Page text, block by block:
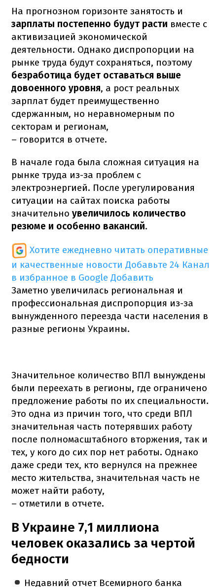
На прогнозном горизонте занятость и
зарплаты постепенно будут расти вместе с
активизацией экономической
деятельности. Однако диспропорции на
рынке труда будут сохраняться, поэтому
безработица будет оставаться выше
довоенного уровня, а рост реальных
зарплат будет преимущественно
сдержанным, но неравномерным по
секторам и регионам,
– говорится в отчете.
В начале года была сложная ситуация на
рынке труда из-за проблем с
электроэнергией. После урегулирования
ситуации на сайтах поиска работы
значительно увеличилось количество
резюме и особенно вакансий.
Хотите ежедневно читать оперативные
и качественные новости Добавьте 24 Канал
в избранное в Google Добавить
Заметно увеличилась региональная и
профессиональная диспропорция из-за
вынужденного переезда части населения в
разные регионы Украины.
Значительное количество ВПЛ вынуждены
были переехать в регионы, где ограничено
предложение работы по их специальности.
Это одна из причин того, что среди ВПЛ
значительная часть потерявших работу
после полномасштабного вторжения, так и
тех, у кого до сих пор нет работы. Однако
даже среди тех, кто вернулся на прежнее
место жительства, значительная часть не
может найти работу,
– отметили в отчете.
В Украине 7,1 миллиона
человек оказались за чертой
бедности
Недавний отчет Всемирного банка